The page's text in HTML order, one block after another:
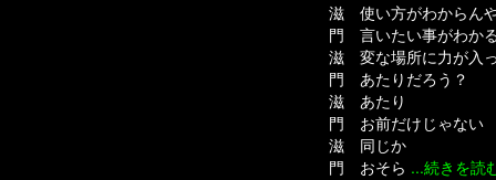
滋 使い方がわからん
門 言いたい事がわか
滋 変な場所に力が入
門 あたりだろう？
滋 あたり
門 お前だけじゃない
滋 同じか
門 おそら ...続きを読